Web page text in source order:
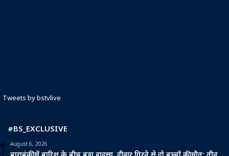
Tweets by bstvlive
#BS_EXCLUSIVE
August 6, 2026